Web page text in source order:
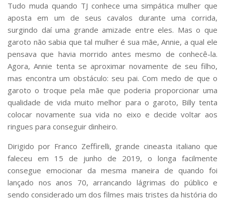
Tudo muda quando TJ conhece uma simpática mulher que
aposta em um de seus cavalos durante uma corrida,
surgindo daí uma grande amizade entre eles. Mas o que
garoto não sabia que tal mulher é sua mãe, Annie, a qual ele
pensava que havia morrido antes mesmo de conhecê-la.
Agora, Annie tenta se aproximar novamente de seu filho,
mas encontra um obstáculo: seu pai. Com medo de que o
garoto o troque pela mãe que poderia proporcionar uma
qualidade de vida muito melhor para o garoto, Billy tenta
colocar novamente sua vida no eixo e decide voltar aos
ringues para conseguir dinheiro.
Dirigido por Franco Zeffirelli, grande cineasta italiano que
faleceu em 15 de junho de 2019, o longa facilmente
consegue emocionar da mesma maneira de quando foi
lançado nos anos 70, arrancando lágrimas do público e
sendo considerado um dos filmes mais tristes da história do